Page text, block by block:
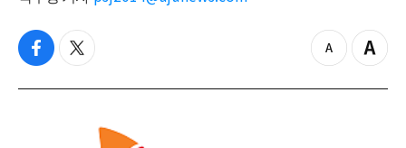
f
c
t
i
z
o
Z
o